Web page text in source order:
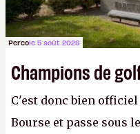
Percole 5 août 2026
Champions de
C'est donc bien
Bourse et passe sous